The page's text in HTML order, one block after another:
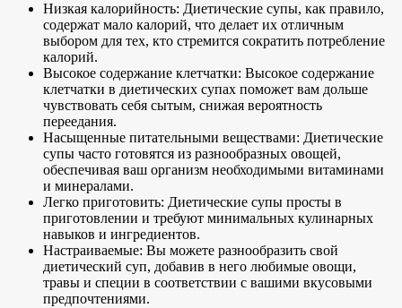
Низкая калорийность: Диетические супы, как правило,
содержат мало калорий, что делает их отличным
выбором для тех, кто стремится сократить потребление
калорий.
Высокое содержание клетчатки: Высокое содержание
клетчатки в диетических супах поможет вам дольше
чувствовать себя сытым, снижая вероятность
переедания.
Насыщенные питательными веществами: Диетические
супы часто готовятся из разнообразных овощей,
обеспечивая ваш организм необходимыми витаминами
и минералами.
Легко приготовить: Диетические супы просты в
приготовлении и требуют минимальных кулинарных
навыков и ингредиентов.
Настраиваемые: Вы можете разнообразить свой
диетический суп, добавив в него любимые овощи,
травы и специи в соответствии с вашими вкусовыми
предпочтениями.